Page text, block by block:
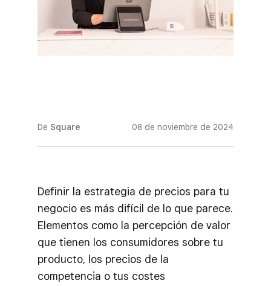
De Square 08 de noviembre de 2024
Definir la estrategia de precios para tu
negocio es más difícil de lo que parece.
Elementos como la percepción de valor
que tienen los consumidores sobre tu
producto, los precios de la
competencia o tus costes